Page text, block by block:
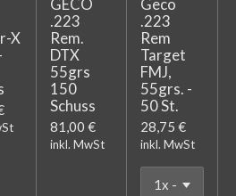
X
GECO
.223
Rem.
DTX
55grs
150
Schuss
81,00 €
inkl. MwSt
Geco
.223
Rem
Target
FMJ,
55grs. -
50 St.
28,75 €
inkl. MwSt